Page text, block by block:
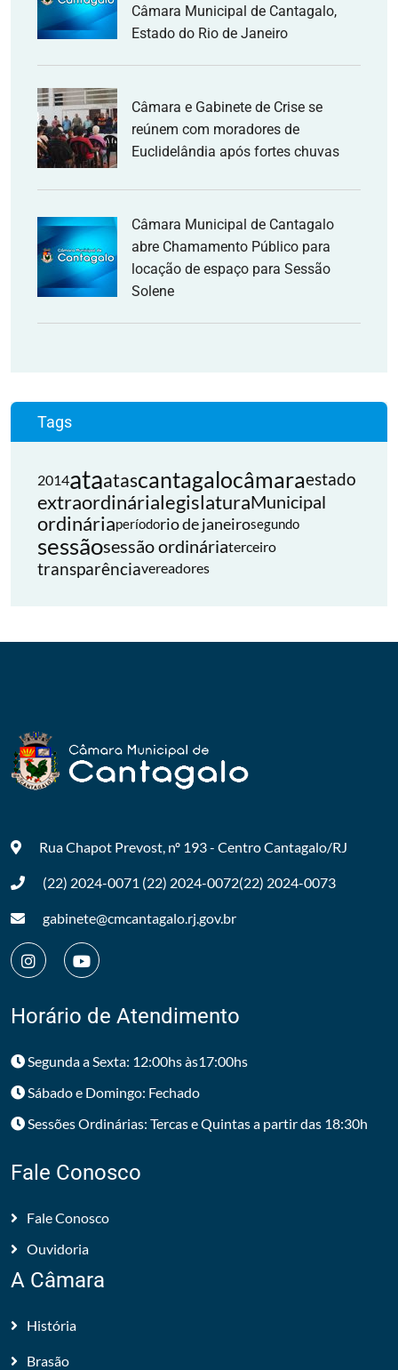
Câmara Municipal de Cantagalo,
Estado do Rio de Janeiro
Câmara e Gabinete de Crise se
reúnem com moradores de
Euclidelândia após fortes chuvas
Câmara Municipal de Cantagalo
abre Chamamento Público para
locação de espaço para Sessão
Solene
Tags
2014ataatascantagalocâmaraestado
extraordinárialegislaturaMunicipal
ordináriaperíodorio de janeirosegundo
sessãosessão ordináriaterceiro
transparênciavereadores
Rua Chapot Prevost, nº 193 - CentroCantagalo/RJ
(22) 2024-0071 (22) 2024-0072(22) 2024-0073
gabinete@cmcantagalo.rj.gov.br
Horário de Atendimento
Segunda a Sexta: 12:00hs às17:00hs
Sábado e Domingo: Fechado
Sessões Ordinárias: Tercas e Quintas a partir das 18:30h
Fale Conosco
Fale Conosco
Ouvidoria
A Câmara
História
Brasão